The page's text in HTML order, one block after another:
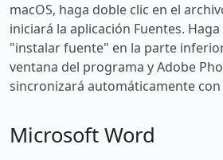
macOS, haga doble clic en el
iniciará la aplicación Fuentes.
"instalar fuente" en la parte
ventana del programa y Adobe
sincronizará automáticamente con
Microsoft Word